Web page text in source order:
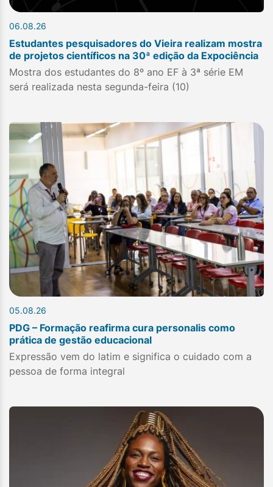
06.08.26
Estudantes pesquisadores do Vieira realizam mostra
de projetos científicos na 30ª edição da Expociência
Mostra dos estudantes do 8º ano EF à 3ª série EM
será realizada nesta segunda-feira (10)
05.08.26
PDG – Formação reafirma cura personalis como
prática de gestão educacional
Expressão vem do latim e significa o cuidado com a
pessoa de forma integral